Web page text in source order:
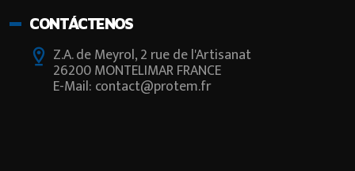
CONTÁCTENOS
Z.A. de Meyrol, 2 rue de l'Artisanat
26200 MONTELIMAR FRANCE
E-Mail: contact@protem.fr